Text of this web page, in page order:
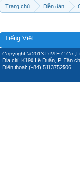
Trang chủ Diễn đàn
Tiếng Việt
Copyright © 2013 D.M.E.C
Địa chỉ: K190 Lê Duẩn, P. Tân
Điện thoại: (+84) 5113752506